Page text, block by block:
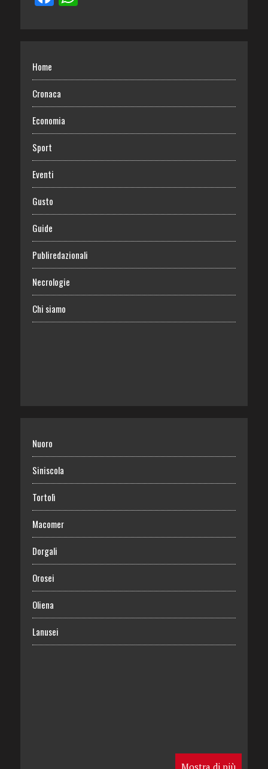
Home
Cronaca
Economia
Sport
Eventi
Gusto
Guide
Publiredazionali
Necrologie
Chi siamo
Nuoro
Siniscola
Tortolì
Macomer
Dorgali
Orosei
Oliena
Lanusei
Mostra di più